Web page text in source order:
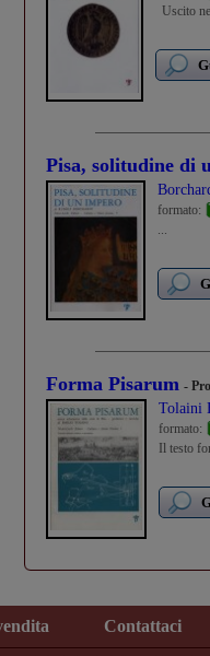
Uscito
Pisa, solitudine di
formato:
...
Forma Pisarum -
Tolaini
formato:
Il testo
Contattaci